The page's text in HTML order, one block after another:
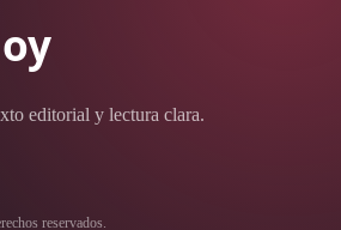
editorial y lectura clara.
reservados.